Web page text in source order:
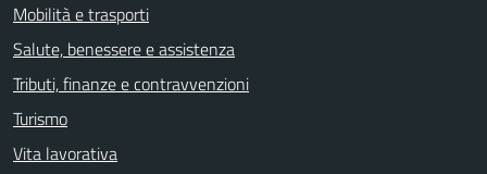
Mobilità e trasporti
Salute, benessere e assistenza
Tributi, finanze e contravvenzioni
Turismo
Vita lavorativa